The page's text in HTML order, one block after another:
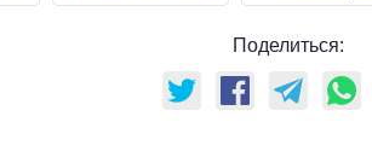
Поделиться: